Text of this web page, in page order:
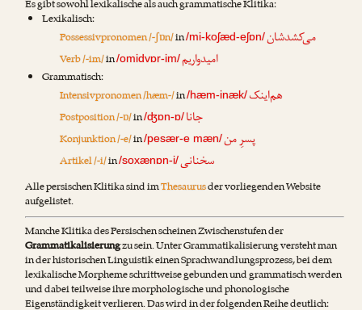
Es gibt sowohl lexikalische als auch grammatische Klitika:
Lexikalisch:
Possessivpronomen /-ʃɒn/in/mi-koʃæd-eʃɒn/می‌کشدشان
Verb /-im/in/omidvɒr-im/امیدواریم
Grammatisch:
Intensivpronomen /hæm-/in/hæm-inæk/هم‌اینک
Postposition /-ɒ/in/ʤɒn-ɒ/جانا
Konjunktion /-e/in/pesær-e mæn/پسرِ من
Artikel /-i/in/soxænɒn-i/سخنانی
Alle persischen Klitika sind imThesaurusder vorliegenden Website
aufgelistet.
Manche Klitika des Persischen scheinen Zwischenstufen der
Grammatikalisierungzu sein. Unter Grammatikalisierung versteht man
in der historischen Linguistik einen Sprachwandlungsprozess, bei dem
lexikalische Morpheme schrittweise gebunden und grammatisch werden
und dabei teilweise ihre morphologische und phonologische